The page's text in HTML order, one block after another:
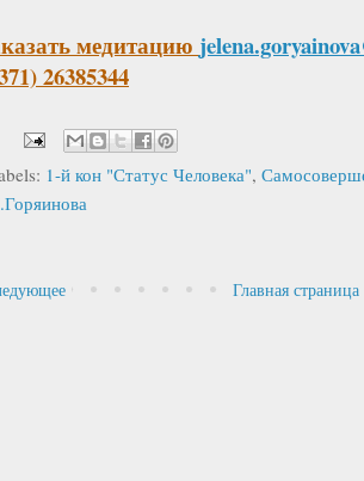
медитацию
26385344
1-й кон "Статус Человека",
Главная страница